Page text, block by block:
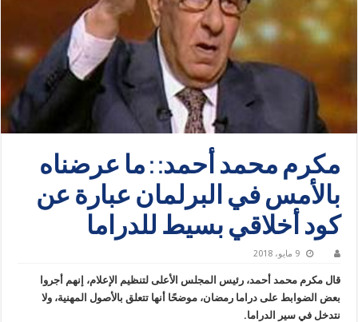
مكرم محمد أحمد: : ما عرضناه
بالأمس في البرلمان عبارة عن
كود أخلاقي بسيط للدراما
9 مايو، 2018
قال مكرم محمد أحمد، رئيس المجلس الأعلى لتنظيم الإعلام، إنهم أجروا
بعض الضوابط على دراما رمضان، موضحًا أنها تتعلق بالأصول المهنية، ولا
نتدخل في سير الدراما.